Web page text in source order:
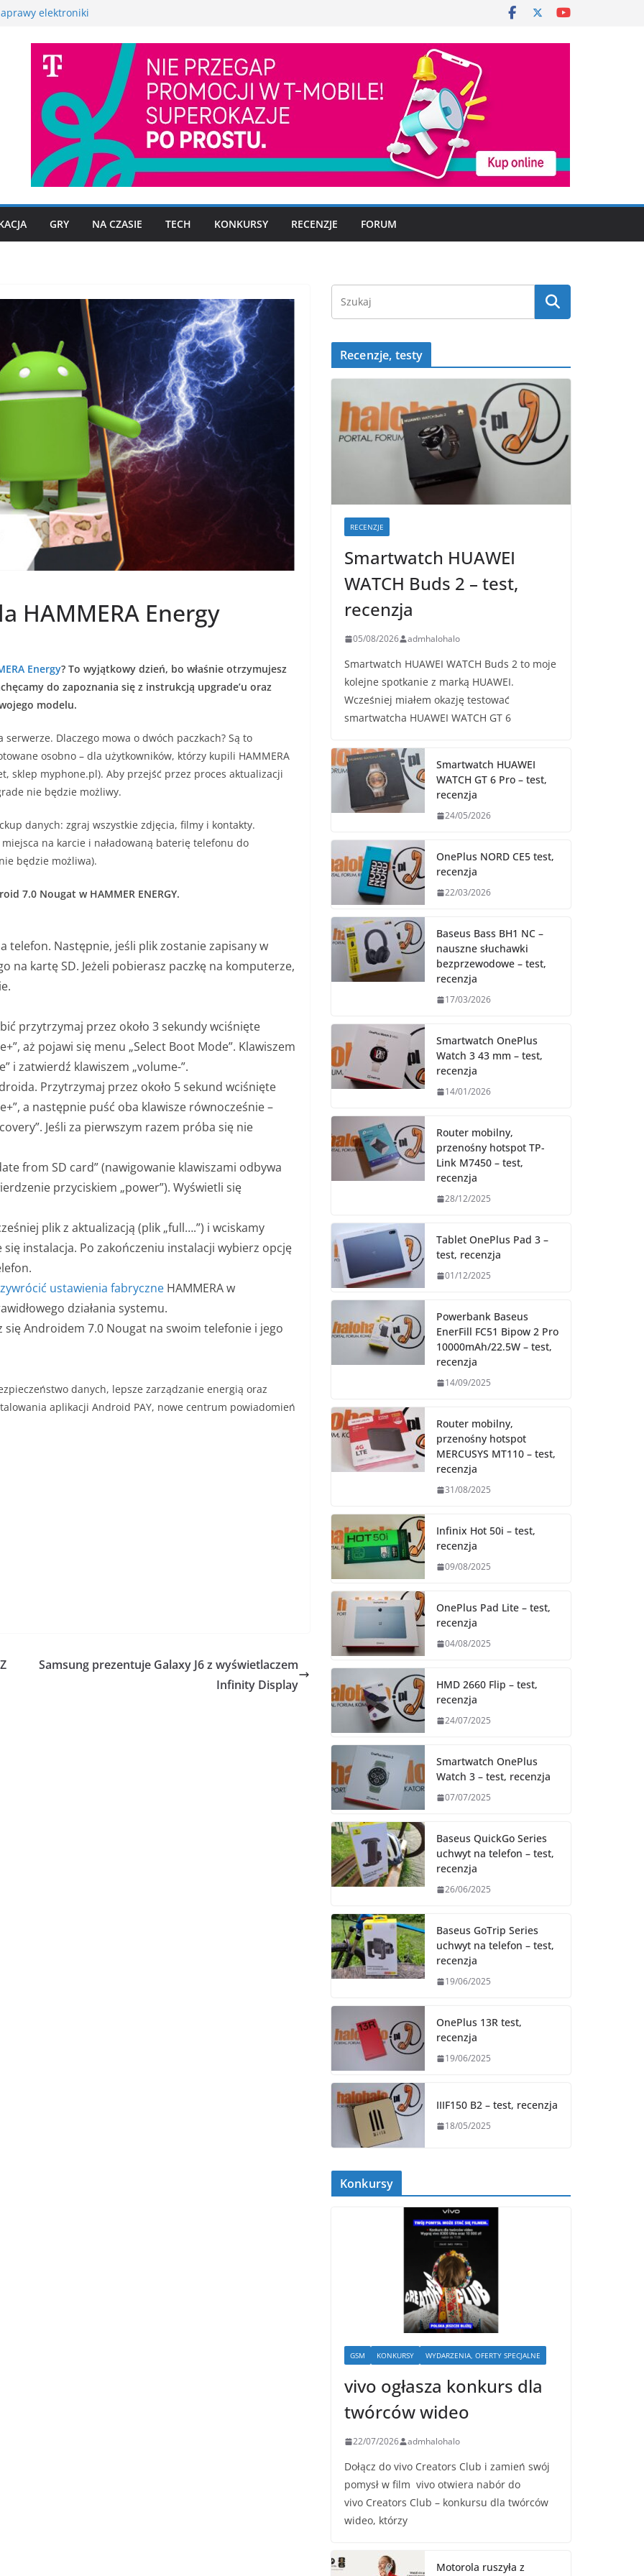
elektroniki
Huawei
– test, recenzja
fotograficznego
już nie problem
GRY NA CZASIE TECH KONKURSY RECENZJE FORUM
HAMMERA Energy
Energy? To wyjątkowy dzień, bo właśnie otrzymujesz
do zapoznania się z instrukcją upgrade’u oraz
modelu.
Dlaczego mowa o dwóch paczkach? Są to
osobno – dla użytkowników, którzy kupili HAMMERA
sklep myphone.pl). Aby przejść przez proces aktualizacji
nie będzie możliwy.
danych: zgraj wszystkie zdjęcia, filmy i kontakty.
na karcie i naładowaną baterię telefonu do
będzie możliwa).
7.0 Nougat w HAMMER ENERGY.
telefon. Następnie, jeśli plik zostanie zapisany w
na kartę SD. Jeżeli pobierasz paczkę na komputerze,
przytrzymaj przez około 3 sekundy wciśnięte
aż pojawi się menu „Select Boot Mode”. Klawiszem
i zatwierdź klawiszem „volume-”.
Przytrzymaj przez około 5 sekund wciśnięte
a następnie puść oba klawisze równocześnie –
Jeśli za pierwszym razem próba się nie
from SD card” (nawigowanie klawiszami odbywa
przyciskiem „power”). Wyświetli się
plik z aktualizacją (plik „full….”) i wciskamy
instalacja. Po zakończeniu instalacji wybierz opcję
ustawienia fabryczne HAMMERA w
działania systemu.
się Androidem 7.0 Nougat na swoim telefonie i jego
danych, lepsze zarządzanie energią oraz
aplikacji Android PAY, nowe centrum powiadomień
Samsung prezentuje Galaxy J6 z wyświetlaczem
Infinity Display
Recenzje, testy
RECENZJE
Smartwatch HUAWEI
WATCH Buds 2 – test,
recenzja
05/08/2026 admhalohalo
Smartwatch HUAWEI WATCH Buds 2 to moje
kolejne spotkanie z marką HUAWEI.
Wcześniej miałem okazję testować
smartwatcha HUAWEI WATCH GT 6
Smartwatch HUAWEI
WATCH GT 6 Pro – test,
recenzja
24/05/2026
OnePlus NORD CE5 test,
recenzja
22/03/2026
Baseus Bass BH1 NC –
nauszne słuchawki
bezprzewodowe – test,
recenzja
17/03/2026
Smartwatch OnePlus
Watch 3 43 mm – test,
recenzja
14/01/2026
Router mobilny,
przenośny hotspot TP-
Link M7450 – test,
recenzja
28/12/2025
Tablet OnePlus Pad 3 –
test, recenzja
01/12/2025
Powerbank Baseus
EnerFill FC51 Bipow 2 Pro
10000mAh/22.5W – test,
recenzja
14/09/2025
Router mobilny,
przenośny hotspot
MERCUSYS MT110 – test,
recenzja
31/08/2025
Infinix Hot 50i – test,
recenzja
09/08/2025
OnePlus Pad Lite – test,
recenzja
04/08/2025
HMD 2660 Flip – test,
recenzja
24/07/2025
Smartwatch OnePlus
Watch 3 – test, recenzja
07/07/2025
Baseus QuickGo Series
uchwyt na telefon – test,
recenzja
26/06/2025
Baseus GoTrip Series
uchwyt na telefon – test,
recenzja
19/06/2025
OnePlus 13R test,
recenzja
19/06/2025
IIIF150 B2 – test, recenzja
18/05/2025
Konkursy
GSM KONKURSY WYDARZENIA, OFERTY SPECJALNE
vivo ogłasza konkurs dla
twórców wideo
22/07/2026 admhalohalo
Dołącz do vivo Creators Club i zamień swój
pomysł w film vivo otwiera nabór do
vivo Creators Club – konkursu dla twórców
wideo, którzy
Motorola ruszyła z